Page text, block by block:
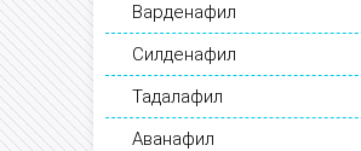
Варденафил
Силденафил
Тадалафил
Аванафил